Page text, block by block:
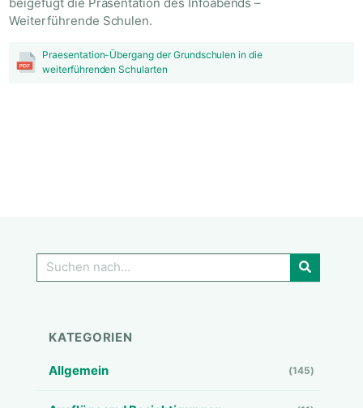
Weiterführende Schulen.
Praesentation-Übergang der Grundschulen in die
weiterführenden Schularten
GO!
KATEGORIEN
Allgemein (145)